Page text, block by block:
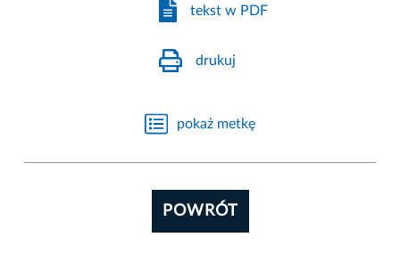
tekst w PDF
drukuj
pokaż metkę
POWRÓT